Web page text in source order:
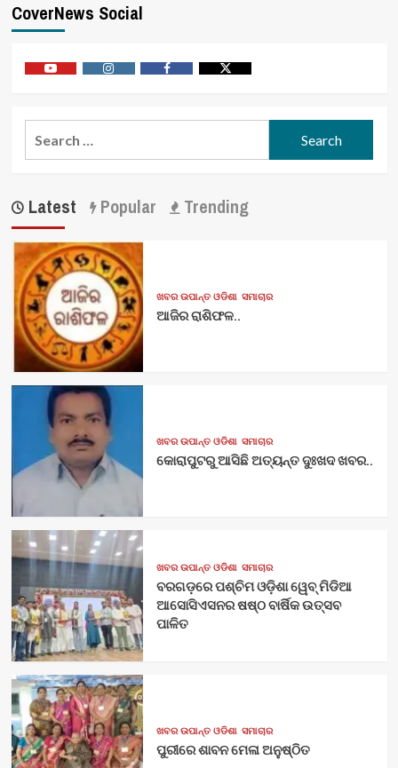
CoverNews Social
Latest Popular Trending
ଖବର ଉପାନ୍ତ ଓଡିଶା ସମାଚାର
ଆଜିର ରାଶିଫଳ..
ଖବର ଉପାନ୍ତ ଓଡିଶା ସମାଚାର
କୋରାପୁଟରୁ ଆସିଛି ଅତ୍ୟନ୍ତ ଦୁଃଖଦ ଖବର..
ଖବର ଉପାନ୍ତ ଓଡିଶା ସମାଚାର
ବରଗଡ଼ରେ ପଶ୍ଚିମ ଓଡ଼ିଶା ୱେବ୍ ମିଡିଆ
ଆସୋସିଏସନର ଷଷ୍ଠ ବାର୍ଷିକ ଉତ୍ସବ
ପାଳିତ
ଖବର ଉପାନ୍ତ ଓଡିଶା ସମାଚାର
ପୁରୀରେ ଶାବନ ମେଳା ଅନୁଷ୍ଠିତ